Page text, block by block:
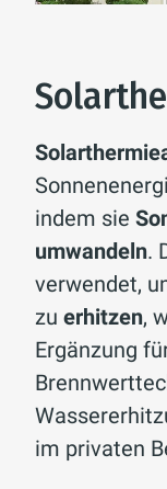
indem sie
umwandeln.
verwendet,
zu erhitzen,
Ergänzung
im privaten